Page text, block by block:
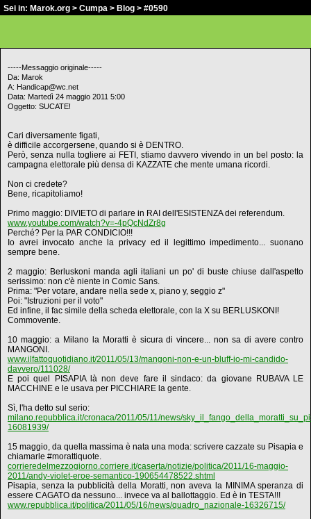
Sei in: Marok.org > Cumpa > Blog > #0590
-----Messaggio originale-----
Da: Marok
A: Handicap@wc.net
Data: Martedì 24 maggio 2011 5:00
Oggetto: SUCATE!
Cari diversamente figati,
è difficile accorgersene, quando si è DENTRO.
Però, senza nulla togliere ai FETI, stiamo davvero vivendo in un bel posto: la
campagna elettorale più densa di KAZZATE che mente umana ricordi.
Non ci credete?
Bene, ricapitoliamo!
Primo maggio: DIVIETO di parlare in RAI dell'ESISTENZA dei referendum.
www.youtube.com/watch?v=-4pQcNdZr8g
Perché? Per la PAR CONDICIO!!!
Io avrei invocato anche la privacy ed il legittimo impedimento... suonano
sempre bene.
2 maggio: Berluskoni manda agli italiani un po' di buste chiuse dall'aspetto
serissimo: non c'è niente in Comic Sans.
Prima: "Per votare, andare nella sede x, piano y, seggio z"
Poi: "Istruzioni per il voto"
Ed infine, il fac simile della scheda elettorale, con la X su BERLUSKONI!
Commovente.
10 maggio: a Milano la Moratti è sicura di vincere... non sa di avere contro
MANGONI.
www.ilfattoquotidiano.it/2011/05/13/mangoni-non-e-un-bluff-io-mi-candido-
davvero/111028/
E poi quel PISAPIA là non deve fare il sindaco: da giovane RUBAVA LE
MACCHINE e le usava per PICCHIARE la gente.
Sì, l'ha detto sul serio:
milano.repubblica.it/cronaca/2011/05/11/news/
16081939/
15 maggio, da quella massima è nata una moda: scrivere cazzate su Pisapia e
chiamarle #morattiquote.
corrieredelmezzogiorno.corriere.it/caserta/notizie/politica/2011/16-maggio-
2011/andy-violet-eroe-semantico-190654478522.shtml
Pisapia, senza la pubblicità della Moratti, non aveva la MINIMA speranza di
essere CAGATO da nessuno... invece va al ballottaggio. Ed è in TESTA!!!
www.repubblica.it/politica/2011/05/16/news/quadro_nazionale-16326715/